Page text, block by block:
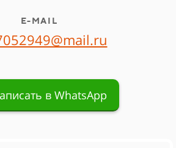
E-MAIL
в WhatsApp